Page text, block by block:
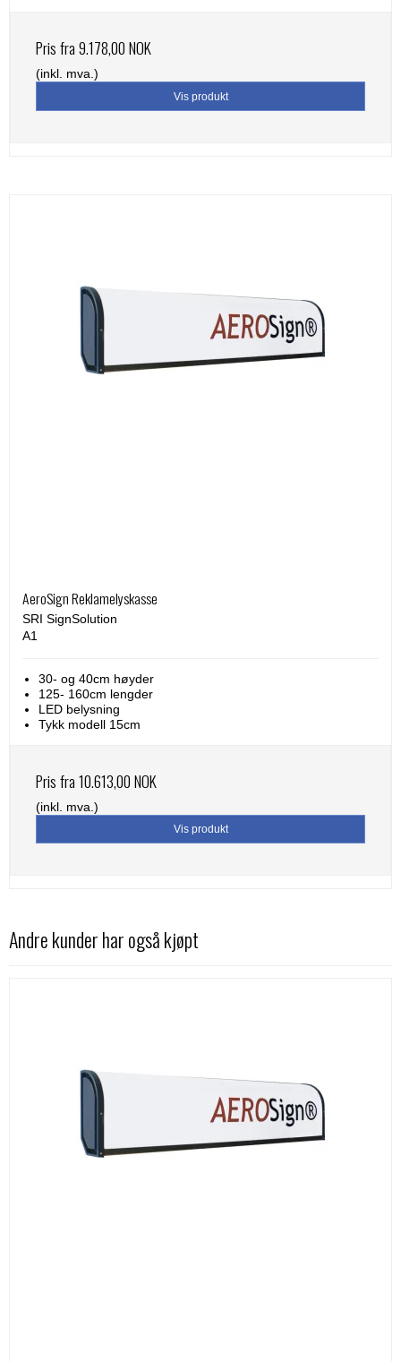
Pris fra9.178,00 NOK
(inkl. mva.)
Vis produkt
AeroSign Reklamelyskasse
SRI SignSolution
A1
30- og 40cm høyder
125- 160cm lengder
LED belysning
Tykk modell 15cm
Pris fra10.613,00 NOK
(inkl. mva.)
Vis produkt
Andre kunder har også kjøpt